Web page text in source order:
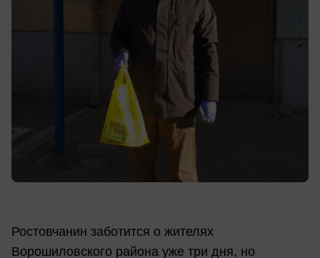
Ростовчанин заботится о жителях
Ворошиловского района уже три дня, но